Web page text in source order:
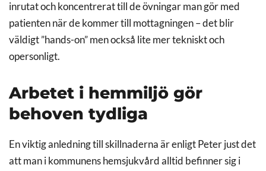
inrutat och koncentrerat till de övningar man gör med
patienten när de kommer till mottagningen – det blir
väldigt ”hands-on” men också lite mer tekniskt och
opersonligt.
Arbetet i hemmiljö gör
behoven tydliga
En viktig anledning till skillnaderna är enligt Peter just det
att man i kommunens hemsjukvård alltid befinner sig i